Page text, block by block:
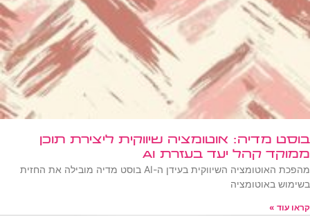
בוסט מדיה: אוטומציה שיווקית ליצירת תוכן
ממוקד קהל יעד בעזרת AI
מהפכת האוטומציה השיווקית בעידן ה-AI בוסט מדיה מובילה את החזית
בשימוש באוטומציה
קראו עוד »